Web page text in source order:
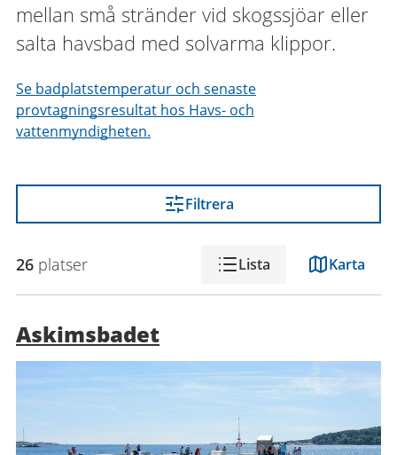
mellan små stränder vid skogssjöar eller
salta havsbad med solvarma klippor.
Se badplatstemperatur och senaste
provtagningsresultat hos Havs- och
vattenmyndigheten.
Filtrera
Lista Karta
26 platser
Askimsbadet